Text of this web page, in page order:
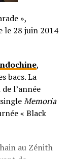
»,
le 28 juin 2014
,
bacs. La
l’année
Memoria
« Black
au Zénith